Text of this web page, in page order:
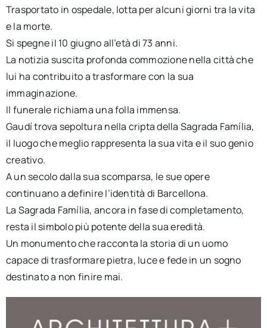
Trasportato in ospedale, lotta per alcuni giorni tra la vita
e la morte.
Si spegne il 10 giugno all’età di 73 anni.
La notizia suscita profonda commozione nella città che
lui ha contribuito a trasformare con la sua
immaginazione.
Il funerale richiama una folla immensa.
Gaudí trova sepoltura nella cripta della Sagrada Família,
il luogo che meglio rappresenta la sua vita e il suo genio
creativo.
A un secolo dalla sua scomparsa, le sue opere
continuano a definire l’identità di Barcellona.
La Sagrada Família, ancora in fase di completamento,
resta il simbolo più potente della sua eredità.
Un monumento che racconta la storia di un uomo
capace di trasformare pietra, luce e fede in un sogno
destinato a non finire mai.